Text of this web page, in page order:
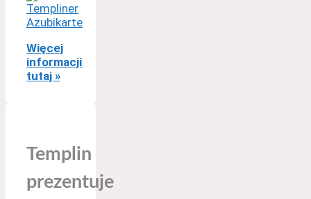
Więcej
informacji
tutaj »
Templin
prezentuje